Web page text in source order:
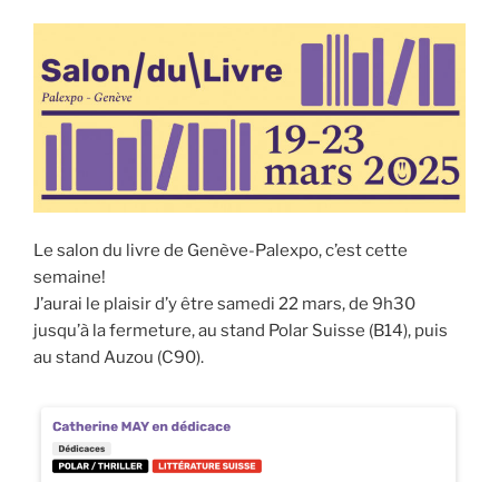
Le salon du livre de Genève-Palexpo, c’est cette
semaine!
J’aurai le plaisir d’y être samedi 22 mars, de 9h30
jusqu’à la fermeture, au stand Polar Suisse (B14), puis
au stand Auzou (C90).